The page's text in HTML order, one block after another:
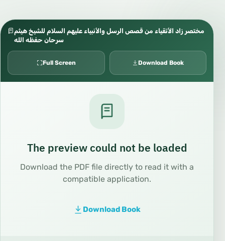
مختصر زاد الأتقياء من قصص الرسل والأنبياء عليهم السلام للشيخ هيثم
سرحان حفظه الله
Full Screen Download Book
The preview could not be loaded
Download the PDF file directly to read it with a
compatible application.
Download Book